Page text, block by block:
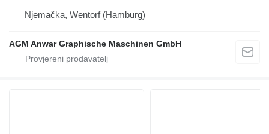
Njemačka, Wentorf (Hamburg)
AGM Anwar Graphische Maschinen GmbH